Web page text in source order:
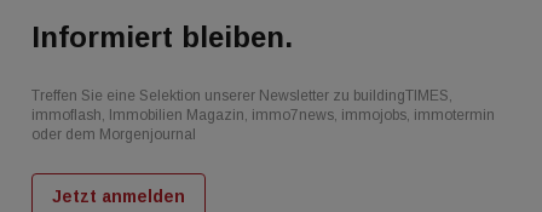
Informiert bleiben.
Treffen Sie eine Selektion unserer Newsletter zu buildingTIMES,
immoflash, Immobilien Magazin, immo7news, immojobs, immotermin
oder dem Morgenjournal
Jetzt anmelden